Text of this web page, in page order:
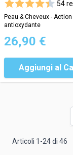
54
Peau & Cheveux - Action
antioxydante
26,90 €
Aggiungi al
Articoli 1 -24di 46